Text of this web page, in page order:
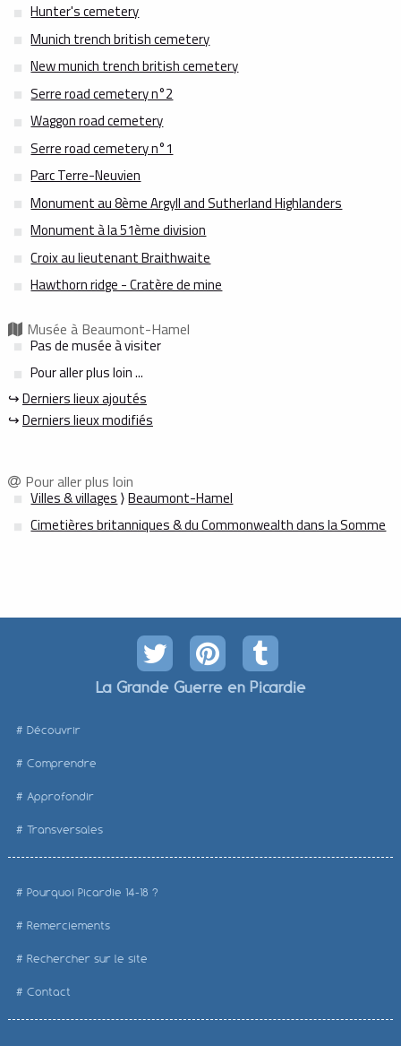
Hunter's cemetery
Munich trench british cemetery
New munich trench british cemetery
Serre road cemetery n°2
Waggon road cemetery
Serre road cemetery n°1
Parc Terre-Neuvien
Monument au 8ème Argyll and Sutherland Highlanders
Monument à la 51ème division
Croix au lieutenant Braithwaite
Hawthorn ridge - Cratère de mine
Musée à Beaumont-Hamel
Pas de musée à visiter
Pour aller plus loin ...
↪Derniers lieux ajoutés
↪Derniers lieux modifiés
Pour aller plus loin
Villes & villages ⟩Beaumont-Hamel
Cimetières britanniques & du Commonwealth dans la Somme
La Grande Guerre en Picardie
Découvrir
Comprendre
Approfondir
Transversales
Pourquoi Picardie 14-18 ?
Remerciements
Rechercher sur le site
Contact